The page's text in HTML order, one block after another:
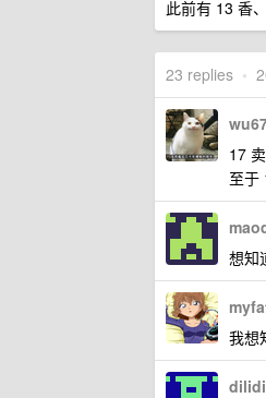
此前有 13 香
23 replies •
17
至于
想知
我想